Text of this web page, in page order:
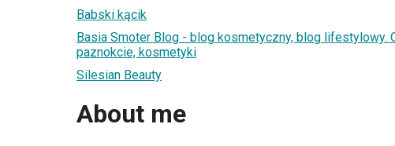
Babski kącik
Basia Smoter Blog - blog kosmetyczny, blog lifestylowy.
paznokcie, kosmetyki
Silesian Beauty
About me